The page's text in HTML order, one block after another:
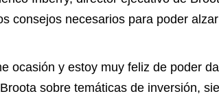
consejos necesarios para poder
ocasión y estoy muy feliz de poder
sobre temáticas de inversión,